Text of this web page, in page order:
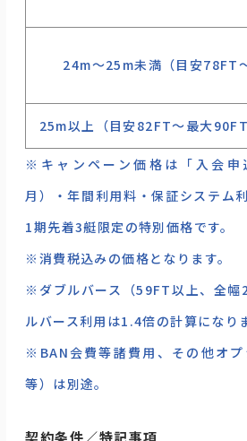
24m～25m未満（目安78FT〜
25m以上（目安82FT～最大90FT
※キャンペーン価格は「入会申
月）・年間利用料・保証システム
1期先着3艇限定の特別価格です。
※消費税込みの価格となります。
※ダブルバース（59FT以上、全幅
ルバース利用は1.4倍の計算になり
※BAN会費等諸費用、その他オ
等）は別途。
契約条件／特記事項